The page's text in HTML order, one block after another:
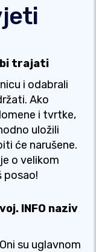
bi trajati
i odabrali
Ako
i tvrtke,
uložili
će narušene.
o velikom
posao!
INFO naziv
su uglavnom